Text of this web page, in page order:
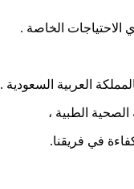
الخاصة .
العربية السعودية .
الطبية ،
في فريقنا.